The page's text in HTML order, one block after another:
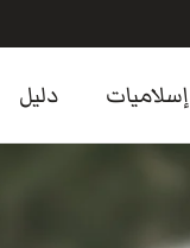
إسلاميات دليل